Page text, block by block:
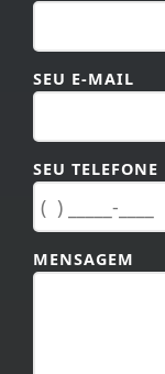
SEU E-MAIL
SEU TELEFONE
MENSAGEM